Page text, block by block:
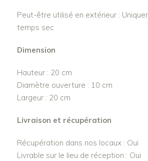
Peut-être utilisé en extérieur :
temps sec
Dimension
Hauteur : 20 cm
Diamètre ouverture : 10 cm
Largeur : 20 cm
Livraison et récupération
Récupération dans nos locaux : Oui
Livrable sur le lieu de réception : Oui